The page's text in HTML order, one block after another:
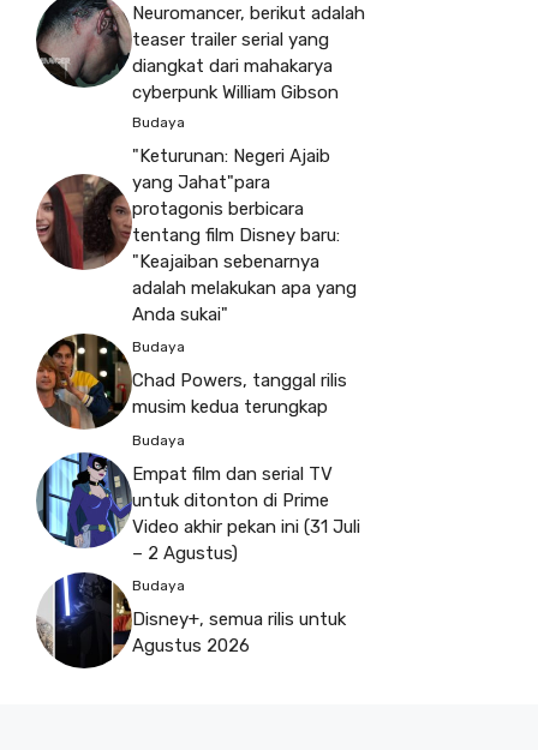
Neuromancer, berikut adalah
teaser trailer serial yang
diangkat dari mahakarya
cyberpunk William Gibson
Budaya
"Keturunan: Negeri Ajaib
yang Jahat"para
protagonis berbicara
tentang film Disney baru:
"Keajaiban sebenarnya
adalah melakukan apa yang
Anda sukai"
Budaya
Chad Powers, tanggal rilis
musim kedua terungkap
Budaya
Empat film dan serial TV
untuk ditonton di Prime
Video akhir pekan ini (31 Juli
– 2 Agustus)
Budaya
Disney+, semua rilis untuk
Agustus 2026